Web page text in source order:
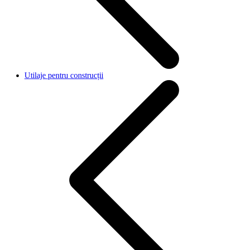
Utilaje pentru construcții